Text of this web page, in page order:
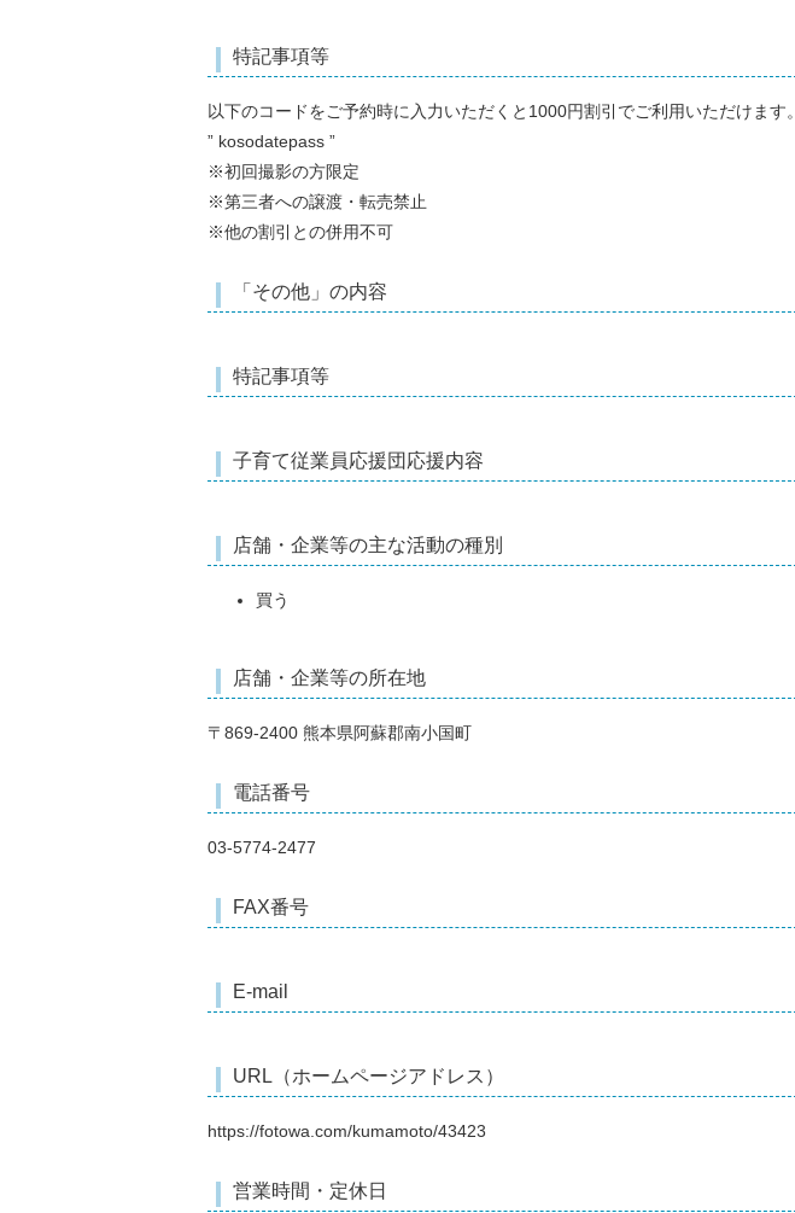
特記事項等
以下のコードをご予約時に入力いただくと1000円割引でご利用いただけます。
” kosodatepass ”
※初回撮影の方限定
※第三者への譲渡・転売禁止
※他の割引との併用不可
「その他」の内容
特記事項等
子育て従業員応援団応援内容
店舗・企業等の主な活動の種別
買う
店舗・企業等の所在地
〒869-2400 熊本県阿蘇郡南小国町
電話番号
03-5774-2477
FAX番号
E-mail
URL（ホームページアドレス）
https://fotowa.com/kumamoto/43423
営業時間・定休日